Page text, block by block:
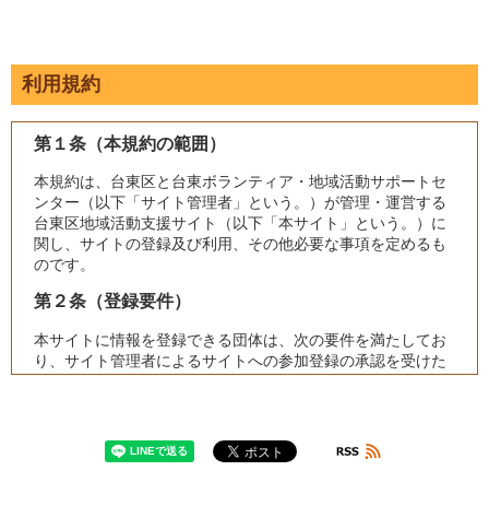
利用規約
第１条（本規約の範囲）
本規約は、台東区と台東ボランティア・地域活動サポートセ
ンター（以下「サイト管理者」という。）が管理・運営する
台東区地域活動支援サイト（以下「本サイト」という。）に
関し、サイトの登録及び利用、その他必要な事項を定めるも
のです。
第２条（登録要件）
本サイトに情報を登録できる団体は、次の要件を満たしてお
り、サイト管理者によるサイトへの参加登録の承認を受けた
る活動又は特定非営利活動促進法第２条第１項に規定する
活動を行う団体であること（法人格の有無不問）。